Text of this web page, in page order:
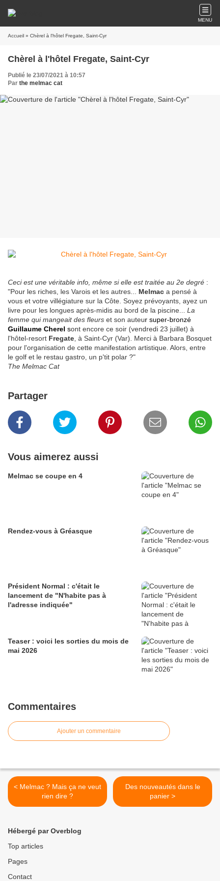
MENU
Accueil » Chèrel à l'hôtel Fregate, Saint-Cyr
Chèrel à l'hôtel Fregate, Saint-Cyr
Publié le 23/07/2021 à 10:57
Par the melmac cat
Ceci est une véritable info, même si elle est traitée au 2e degré :
"Pour les riches, les Varois et les autres... Melmac a pensé à
vous et votre villégiature sur la Côte. Soyez prévoyants, ayez un
livre pour les longues après-midis au bord de la piscine... La
femme qui mangeait des fleurs et son auteur super-bronzé
Guillaume Cherel sont encore ce soir (vendredi 23 juillet) à
l'hôtel-resort Fregate , à Saint-Cyr (Var). Merci à Barbara Bosquet
pour l'organisation de cette manifestation artistique. Alors, entre
le golf et le restau gastro, un p'tit polar ?"
The Melmac Cat
Partager
Vous aimerez aussi
Melmac se coupe en 4
Rendez-vous à Gréasque
Président Normal : c'était le
lancement de "N'habite pas à
l'adresse indiquée"
Teaser : voici les sorties du mois de
mai 2026
Commentaires
Ajouter un commentaire
< Melmac ? Mais ça ne veut
rien dire ?
Des nouveautés dans le
panier >
Hébergé par Overblog
Top articles
Pages
Contact